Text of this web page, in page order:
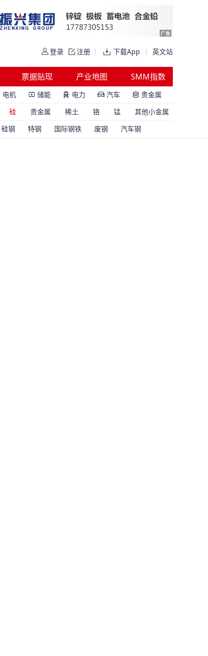
登录 注册 下载App 英文站
票据贴现 产业地图 SMM指数
电机  储能  电力  汽车  贵金属
硅 贵金属 稀土 铬 锰
其他小金属
硅钢 特钢 国际钢铁 废钢 汽车钢